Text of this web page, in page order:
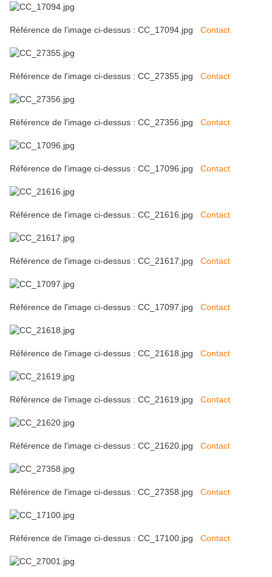
Référence de l'image ci-dessus : CC_17094.jpg Contact
Référence de l'image ci-dessus : CC_27355.jpg Contact
Référence de l'image ci-dessus : CC_27356.jpg Contact
Référence de l'image ci-dessus : CC_17096.jpg Contact
Référence de l'image ci-dessus : CC_21616.jpg Contact
Référence de l'image ci-dessus : CC_21617.jpg Contact
Référence de l'image ci-dessus : CC_17097.jpg Contact
Référence de l'image ci-dessus : CC_21618.jpg Contact
Référence de l'image ci-dessus : CC_21619.jpg Contact
Référence de l'image ci-dessus : CC_21620.jpg Contact
Référence de l'image ci-dessus : CC_27358.jpg Contact
Référence de l'image ci-dessus : CC_17100.jpg Contact